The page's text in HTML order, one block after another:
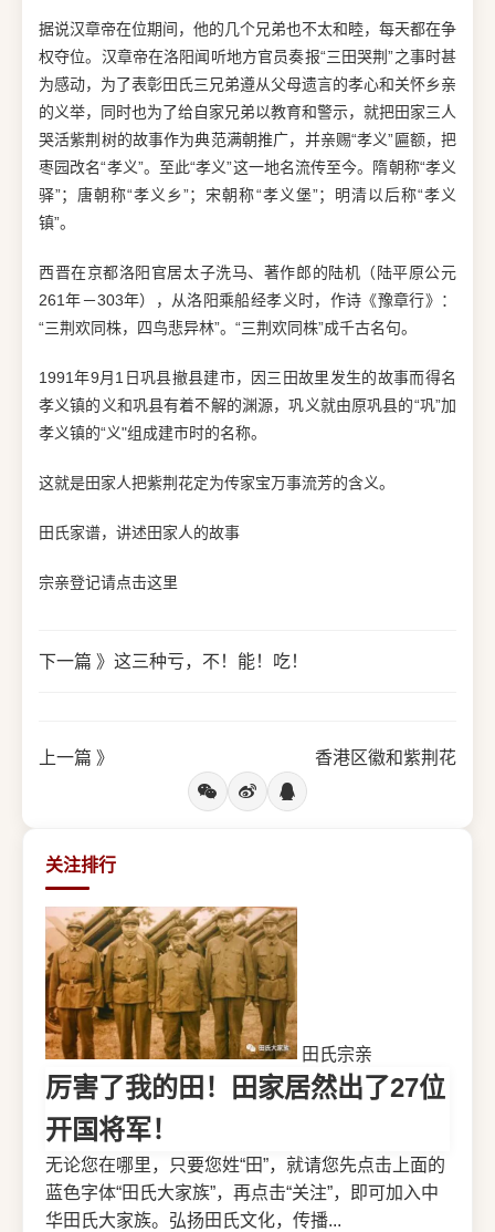
据说汉章帝在位期间，他的几个兄弟也不太和睦，每天都在争
权夺位。汉章帝在洛阳闻听地方官员奏报“三田哭荆”之事时甚
为感动，为了表彰田氏三兄弟遵从父母遗言的孝心和关怀乡亲
的义举，同时也为了给自家兄弟以教育和警示，就把田家三人
哭活紫荆树的故事作为典范满朝推广，并亲赐“孝义”匾额，把
枣园改名“孝义”。至此“孝义”这一地名流传至今。隋朝称“孝义
驿”；唐朝称“孝义乡”；宋朝称“孝义堡”；明清以后称“孝义
镇”。
西晋在京都洛阳官居太子洗马、著作郎的陆机（陆平原公元
261年－303年），从洛阳乘船经孝义时，作诗《豫章行》：
“三荆欢同株，四鸟悲异林”。“三荆欢同株”成千古名句。
1991年9月1日巩县撤县建市，因三田故里发生的故事而得名
孝义镇的义和巩县有着不解的渊源，巩义就由原巩县的“巩”加
孝义镇的“义"组成建市时的名称。
这就是田家人把紫荆花定为传家宝万事流芳的含义。
田氏家谱，讲述田家人的故事
宗亲登记请点击这里
下一篇 》 这三种亏，不！能！吃！
上一篇 》 香港区徽和紫荆花
关注排行
田氏宗亲
厉害了我的田！田家居然出了27位
开国将军！
无论您在哪里，只要您姓“田”，就请您先点击上面的
蓝色字体“田氏大家族”，再点击“关注”，即可加入中
华田氏大家族。弘扬田氏文化，传播...